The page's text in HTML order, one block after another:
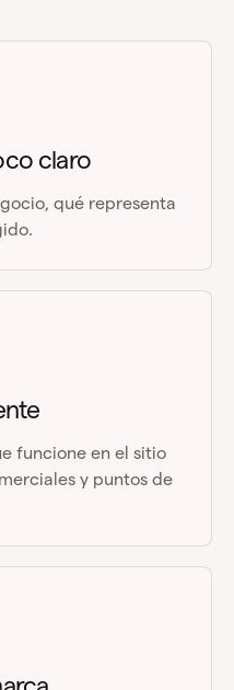
claro
qué representa
funcione en el sitio
y puntos de